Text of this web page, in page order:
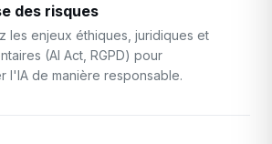
des risques
les enjeux éthiques, juridiques et
(AI Act, RGPD) pour
l'IA de manière responsable.